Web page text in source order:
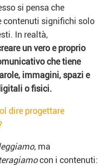
si pensa che
contenuti significhi solo
In realtà,
un vero e proprio
che tiene
immagini, spazi e
o fisici.
dire progettare
, ma
con i contenuti: